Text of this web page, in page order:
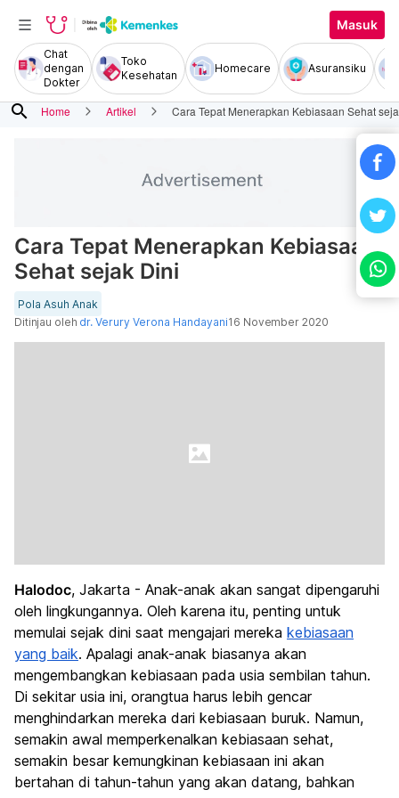
Masuk
Chat
dengan
Dokter
Toko
Kesehatan
Homecare Asuransiku
search Home Artikel Cara Tepat Menerapkan Kebiasaan Sehat
Cara Tepat Menerapkan Kebiasaan
Sehat sejak Dini
Pola Asuh Anak
Ditinjau oleh dr. Verury Verona Handayani16 November 2020
Halodoc, Jakarta - Anak-anak akan sangat dipengaruhi
oleh lingkungannya. Oleh karena itu, penting untuk
memulai sejak dini saat mengajari mereka kebiasaan
yang baik. Apalagi anak-anak biasanya akan
mengembangkan kebiasaan pada usia sembilan tahun.
Di sekitar usia ini, orangtua harus lebih gencar
menghindarkan mereka dari kebiasaan buruk. Namun,
semakin awal memperkenalkan kebiasaan sehat,
semakin besar kemungkinan kebiasaan ini akan
bertahan di tahun-tahun yang akan datang, bahkan